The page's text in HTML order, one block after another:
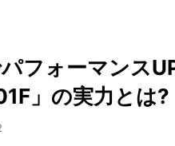
フォーマンス
」の実力とは?